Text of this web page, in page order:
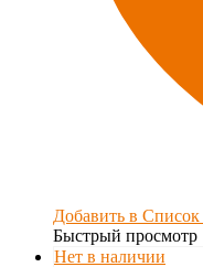
Добавить в
Быстрый просмотр
Нет в наличии